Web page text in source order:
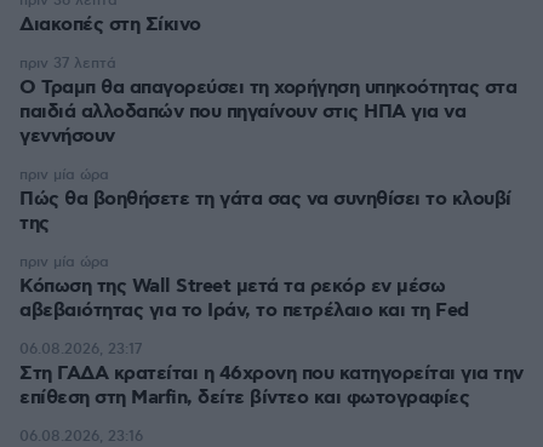
Διακοπές στη Σίκινο
Ο Τραμπ θα απαγορεύσει τη χορήγηση υπηκοότητας στα
παιδιά αλλοδαπών που πηγαίνουν στις ΗΠΑ για να
γεννήσουν
πριν 37 λεπτά
Πώς θα βοηθήσετε τη γάτα σας να συνηθίσει το κλουβί
της
πριν μία ώρα
Κόπωση της Wall Street μετά τα ρεκόρ εν μέσω
αβεβαιότητας για το Ιράν, το πετρέλαιο και τη Fed
πριν μία ώρα
Στη ΓΑΔΑ κρατείται η 46χρονη που κατηγορείται για την
επίθεση στη Marfin, δείτε βίντεο και φωτογραφίες
06.08.2026, 23:17
06.08.2026, 23:16